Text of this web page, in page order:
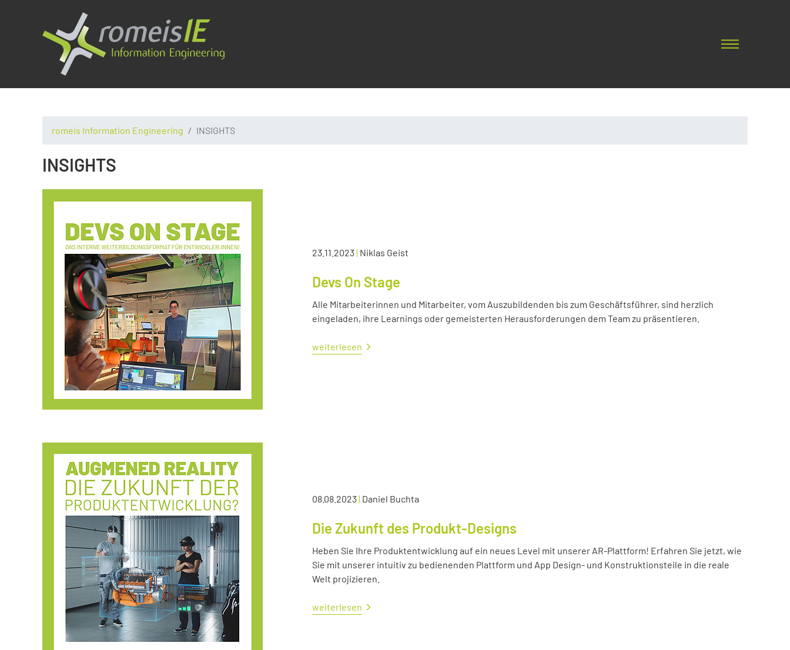
romeis Information Engineering INSIGHTS
INSIGHTS
23.11.2023| Niklas Geist
Devs On Stage
Alle Mitarbeiterinnen und Mitarbeiter, vom Auszubildenden bis zum Geschäftsführer, sind herzlich
eingeladen, ihre Learnings oder gemeisterten Herausforderungen dem Team zu präsentieren.
weiterlesen
08.08.2023| Daniel Buchta
Die Zukunft des Produkt-Designs
Heben Sie Ihre Produktentwicklung auf ein neues Level mit unserer AR-Plattform! Erfahren Sie jetzt, wie
Sie mit unserer intuitiv zu bedienenden Plattform und App Design- und Konstruktionsteile in die reale
Welt projizieren.
weiterlesen